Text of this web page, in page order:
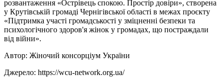
розвантаження «Острівець спокою. Простір довіри», створена
у Крутівській громаді Чернігівської області в межах проєкту
«Підтримка участі громадськості у зміцненні безпеки та
психологічного здоров'я жінок у громадах, що постраждали
від війни».
Автор: Жіночий консорціум України
Джерело: https://wcu-network.org.ua/